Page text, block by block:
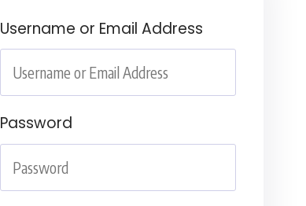
Username or Email Address
Password